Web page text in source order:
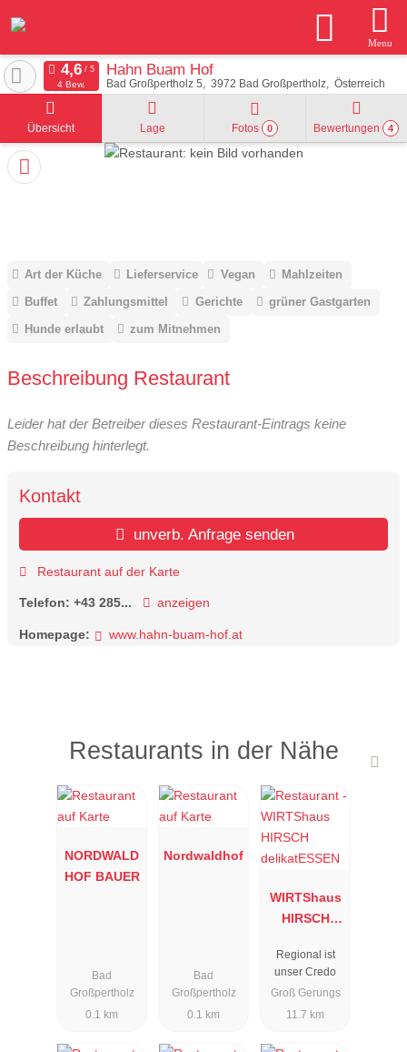
Menu
Hahn Buam Hof
Bad Großpertholz 5 3972 Bad Großpertholz Österreich
4 Bew.
Übersicht Lage Fotos 0 Bewertungen 4
Art der Küche Lieferservice Vegan
Mahlzeiten
Buffet
Zahlungsmittel Gerichte
grüner Gastgarten
Hunde erlaubt
zum Mitnehmen
Beschreibung Restaurant
Leider hat der Betreiber dieses Restaurant-Eintrags keine
Beschreibung hinterlegt.
Kontakt
unverb. Anfrage senden
Restaurant auf der Karte
Telefon: +43 285... anzeigen
Homepage: www.hahn-buam-hof.at
Restaurants in der Nähe
NORDWALD
HOF BAUER
Bad
Großpertholz
0.1 km
Nordwaldhof
Bad
Großpertholz
0.1 km
WIRTShaus
HIRSCH
N
Regional ist
unser Credo
Groß Gerungs
11.7 km